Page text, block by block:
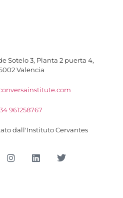
Sotelo 3, Planta 2 puerta 4,
Valencia
961258767
dall'Instituto Cervantes